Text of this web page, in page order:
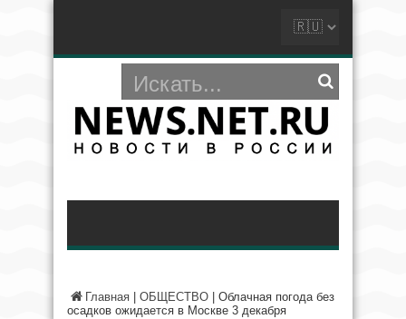
Главная ОБЩЕСТВО
Облачная погода без
осадков ожидается в Москве 3 декабря